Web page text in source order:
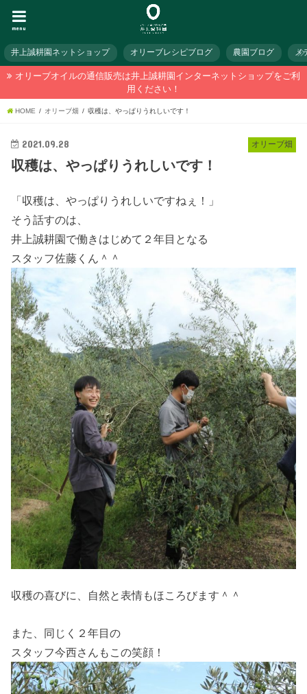
menu
井上誠耕園ネットショップ オリーブレシピブログ 農園ブログ メ
オリーブオイルの通信販売は井上誠耕園インターネットショップをご利
用ください！
HOME オリーブ畑 収穫は、やっぱりうれしいです！
オリーブ畑
2021.09.28
収穫は、やっぱりうれしいです！
「収穫は、やっぱりうれしいですねぇ！」
そう話すのは、
井上誠耕園で働きはじめて２年目となる
スタッフ佐藤くん＾＾
収穫の喜びに、自然と表情もほころびます＾＾
また、同じく２年目の
スタッフ今西さんもこの笑顔！